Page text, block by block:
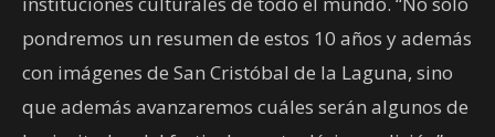
pondremos un resumen de estos 10 años y además
con imágenes de San Cristóbal de la Laguna, sino
que además avanzaremos cuáles serán algunos de